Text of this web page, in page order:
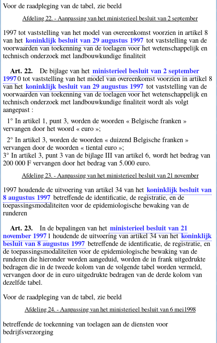
Voor de raadpleging van de tabel, zie beeld
Afdeling 22. - Aanpassing van het ministerieel besluit van 2 september
1997 tot vaststelling van het model van overeenkomst voorzien in artikel 8
van het koninklijk besluit van 29 augustus 1997 tot vaststelling van de
voorwaarden van toekenning van de toelagen voor het wetenschappelijk en
technisch onderzoek met landbouwkundige finaliteit
Art. 22. De bijlage van het ministerieel besluit van 2 september
19970 tot vaststelling van het model van overeenkomst voorzien in artikel 8
van het koninklijk besluit van 29 augustus 1997 tot vaststelling van de
voorwaarden van toekenning van de toelagen voor het wetenschappelijk en
technisch onderzoek met landbouwkundige finaliteit wordt als volgt
aangepast :
1° In artikel 1, punt 3, worden de woorden « Belgische franken »
vervangen door het woord « euro »;
2° In artikel 3, worden de woorden « duizend Belgische franken »
vervangen door de woorden « tiental euro »;
3° In artikel 3, punt 3 van de bijlage III van artikel 6, wordt het bedrag van
200 000 F vervangen door het bedrag van 5.000 euro.
Afdeling 23. - Aanpassing van het ministerieel besluit van 21 november
1997 houdende de uitvoering van artikel 34 van het koninklijk besluit van
8 augustus 1997 betreffende de identificatie, de registratie, en de
toepassingsmodaliteiten voor de epidemiologische bewaking van de
runderen
Art. 23. In de bepalingen van het ministerieel besluit van 21
november 1997 1 houdende de uitvoering van artikel 34 van hetkoninklijk
besluit van 8 augustus 1997 betreffende de identificatie, de registratie, en
de toepassingsmodaliteiten voor de epidemiologische bewaking van de
runderen die hieronder worden aangeduid, worden de in frank uitgedrukte
bedragen die in de tweede kolom van de volgende tabel worden vermeld,
vervangen door de in euro uitgedrukte bedragen van de derde kolom van
dezelfde tabel.
Voor de raadpleging van de tabel, zie beeld
Afdeling 24. - Aanpassing van het ministerieel besluit van 6 mei1998
betreffende de toekenning van toelagen aan de diensten voor
bedrijfsverzorging